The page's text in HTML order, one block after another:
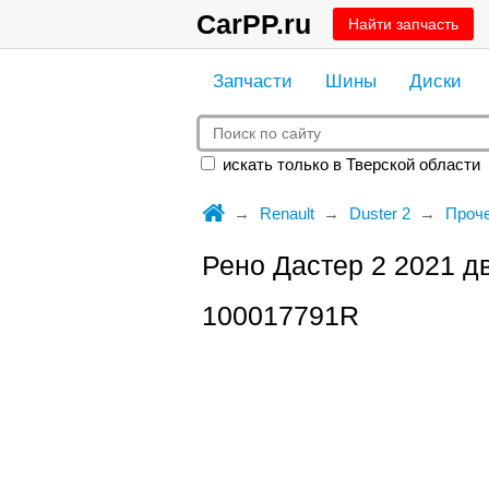
CarPP.ru Найти запчасть
Запчасти Шины Диски
искать только в Тверской области
Renault Duster 2
Рено Дастер 2 2021
100017791R